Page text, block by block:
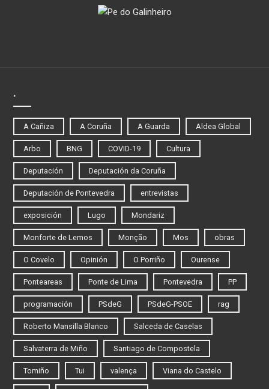
.
A Cañiza A Coruña A Guarda Aldea Global
Arbo BNG COVID-19 Cultura
Deputación Deputación da Coruña
Deputación de Pontevedra entrevistas
exposición Lugo Mondariz
Monforte de Lemos Monção Mos obras
O Covelo Opinión O Porriño Ourense
Ponteareas Ponte de Lima Pontevedra PP
programación PSdeG PSdeG-PSOE rag
Roberto Mansilla Blanco Salceda de Caselas
Salvaterra de Miño Santiago de Compostela
Tomiño Tui valença Viana do Castelo